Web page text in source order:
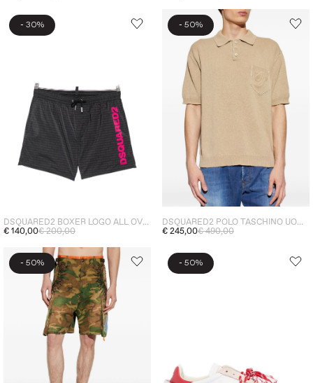
- 30%
DSQUARED2 BOXER LOGO ALL OVER UOMO NERO
€ 140,00€ 200,00
- 50%
DSQUARED2 POLO TASCHINO UOMO BEIGE
€ 245,00€ 490,00
- 50% - 50%